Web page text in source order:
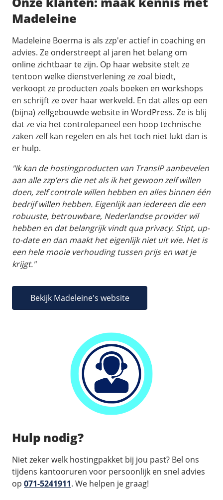
Madeleine
Madeleine Boerma is als zzp'er actief in coaching en
advies. Ze onderstreept al jaren het belang om
online zichtbaar te zijn. Op haar website stelt ze
tentoon welke dienstverlening ze zoal biedt,
verkoopt ze producten zoals boeken en workshops
en schrijft ze over haar werkveld. En dat alles op een
(bijna) zelfgebouwde website in WordPress. Ze is blij
dat ze via het controlepaneel een hoop technische
zaken zelf kan regelen en als het toch niet lukt dan is
er hulp.
"Ik kan de hostingproducten van TransIP aanbevelen
aan alle zzp’ers die net als ik het gewoon zelf willen
doen, zelf controle willen hebben en alles binnen één
bedrijf willen hebben. Eigenlijk aan iedereen die een
robuuste, betrouwbare, Nederlandse provider wil
hebben en dat belangrijk vindt qua privacy. Stipt, up-
to-date en dan maakt het eigenlijk niet uit wie. Het is
een hele mooie verhouding tussen prijs en wat je
krijgt."
Bekijk Madeleine's website
Hulp nodig?
Niet zeker welk hostingpakket bij jou past? Bel ons
tijdens kantooruren voor persoonlijk en snel advies
op 071-5241911. We helpen je graag!